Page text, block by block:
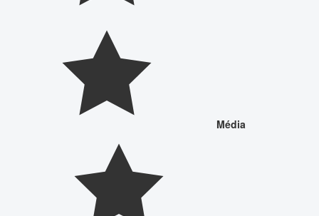
Média